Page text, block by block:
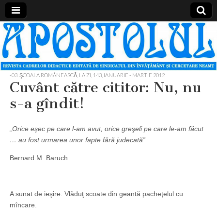
Apostolul
Revista
cadrelor
didactice
din
judetul
Neamt
-03. ŞCOALA ROMÂNEASCĂ, LA ZI 143, IANUARIE - MARTIE 2012
Cuvânt către cititor: Nu, nu
s-a gîndit!
„Orice eşec pe care l-am avut, orice greşeli pe care le-am făcut
… au fost urmarea unor fapte fără judecată”
Bernard M. Baruch
A sunat de ieşire. Vlăduţ scoate din geantă pacheţelul cu
mîncare.